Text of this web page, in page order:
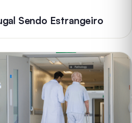
Sendo Estrangeiro